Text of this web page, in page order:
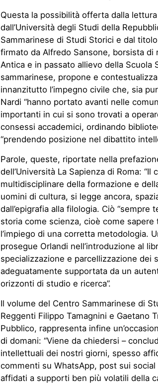
Questa la possibilità offerta dalla
dall’Università degli Studi della
Sammarinese di Studi Storici e dal
firmato da Alfredo Sansone, borsista di
Antica e in passato allievo della Scuola
sammarinese, propone e
innanzitutto l’impegno civile che, sia
Nardi “hanno portato avanti nelle
importanti in cui si sono trovati a
consessi accademici, ordinando
“prendendo posizione nel dibattito
Parole, queste, riportate nella
dell’Università La Sapienza di Roma:
multidisciplinare della formazione e
uomini di cultura, si legge ancora,
dall’epigrafia alla filologia. Ciò “sempre
storia come scienza, cioè come
l’impiego di una corretta metodologia.
prosegue Orlandi nell’introduzione al
specializzazione e parcellizzazione dei
adeguatamente supportata da un
orizzonti di studio e ricerca”.
Il volume del Centro Sammarinese di
Reggenti Filippo Tamagnini e Gaetano
Pubblico, rappresenta infine
di domani: “Viene da chiedersi –
intellettuali dei nostri giorni, spesso
commenti su WhatsApp, post sui
affidati a supporti ben più volatili della